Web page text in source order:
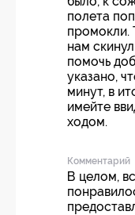
полета
промокли.
нам
помочь
указано,
минут, в
имейте
ходом.
Комментарий
В целом,